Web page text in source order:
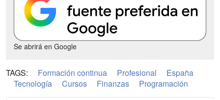
Se abrirá en Google
TAGS: Formación continua Profesional
España
Tecnología
Cursos Finanzas Programación